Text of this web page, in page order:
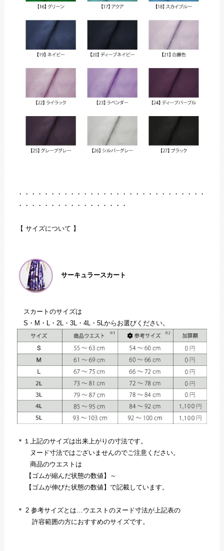
・・・・・・・・・・・・・・・・・・・・・・・・・・・・・
・・・・・・・・・・・・・・・・・
【 サイズについて 】
サーキュラースカート
スカートのサイズは
S・M・L・2L・3L・4L・5Lからお選びください。
＊１上記のサイズは出来上がりの寸法です。
ヌード寸法ではございませんのでご注意ください。
商品のウエストは
【ゴムが縮んだ状態の数値】～
【ゴムが伸びた状態の数値】で記載しています。
＊ 2 参考サイズとは…ウエストのヌード寸法が上記表の
許容範囲の方におすすめのサイズです。